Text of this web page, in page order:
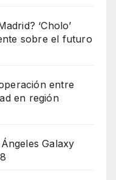
‘Cholo’
sobre el futuro
entre
en región
Galaxy